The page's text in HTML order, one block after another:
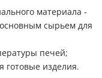
материала -
сырьем для
печей;
изделия.